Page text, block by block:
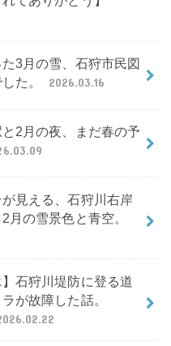
3月の雪、石狩市民図
た。
2026.03.16
2月の夜、まだ春の予
見える、石狩川右岸
月の雪景色と青空。
】石狩川堤防に登る道
が故障した話。